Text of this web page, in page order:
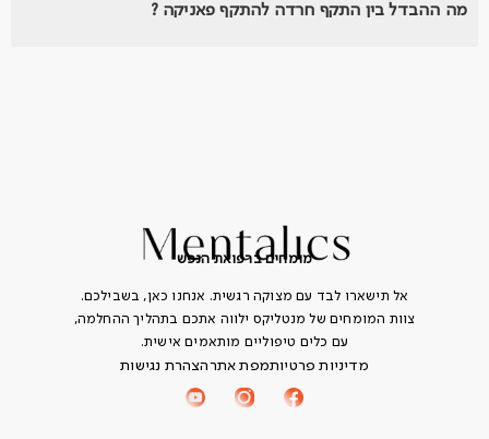
מה ההבדל בין התקף חרדה להתקף פאניקה ?
מומחים ברפואת הנפש
אל תישארו לבד עם מצוקה רגשית. אנחנו כאן, בשבילכם.
צוות המומחים של מנטליקס ילווה אתכם בתהליך ההחלמה,
עם כלים טיפוליים מותאמים אישית.
מדיניות פרטיותמפת אתרהצהרת נגישות